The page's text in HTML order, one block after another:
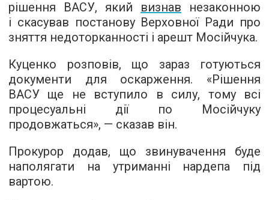
рішення ВАСУ, який визнав незаконною
і скасував постанову Верховної Ради про
зняття недоторканності і арешт Мосійчука.
Куценко розповів, що зараз готуються
документи для оскарження. «Рішення
ВАСУ ще не вступило в силу, тому всі
процесуальні дії по Мосійчуку
продовжаться», — сказав він.
Прокурор додав, що звинувачення буде
наполягати на утриманні нардепа під
вартою.